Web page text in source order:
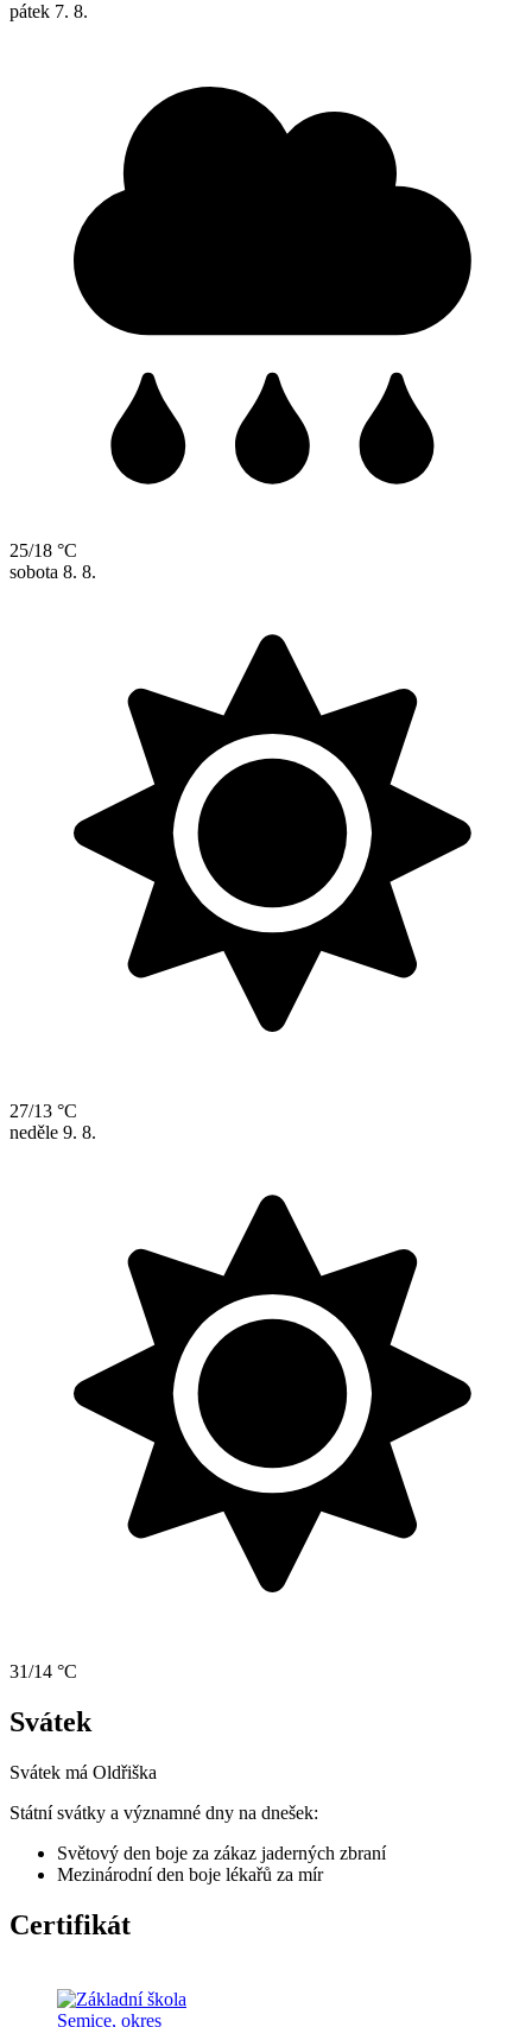
pátek 7. 8.
25/18 °C
sobota 8. 8.
27/13 °C
neděle 9. 8.
31/14 °C
Svátek
Svátek má Oldřiška
Státní svátky a významné dny na dnešek:
Světový den boje za zákaz jaderných zbraní
Mezinárodní den boje lékařů za mír
Certifikát